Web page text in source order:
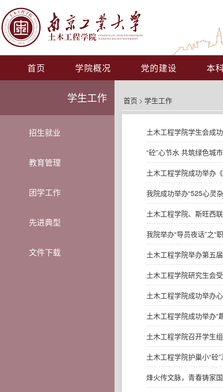
首页 学院概况 党的建设 本
学生工作
招生就业
教育管理
团学工作
先进典型
文件下载
首页 > 学生工作
土木工程学院学生会成
“砼”心节水 共筑绿色城
土木工程学院成功举办
我院成功举办“525心灵
土木工程学院、斯旺西
我院举办“导员夜话”之“
土木工程学院举办第五
土木工程学院研究生会
土木工程学院成功举办
土木工程学院成功举办“
土木工程学院召开学生
土木工程学院护巢小“砼
烽火传文脉，青春铸家